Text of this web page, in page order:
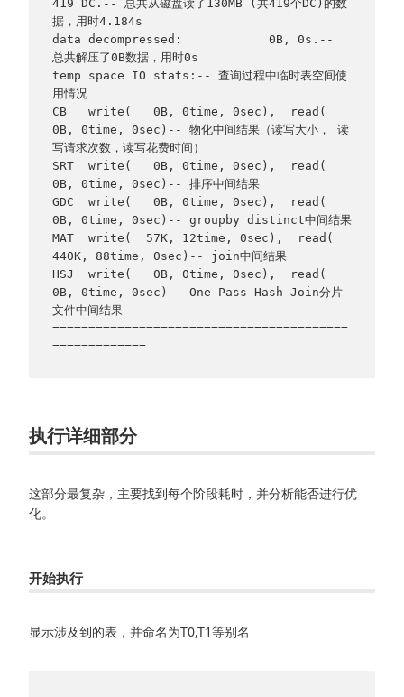
419 DC.-- 总共从磁盘读了130MB (共419个DC)的数
据，用时4.184s
data decompressed:            0B, 0s.--
总共解压了0B数据，用时0s
temp space IO stats:-- 查询过程中临时表空间使
用情况
CB   write(   0B, 0time, 0sec),  read(
0B, 0time, 0sec)-- 物化中间结果（读写大小， 读
写请求次数，读写花费时间）
SRT  write(   0B, 0time, 0sec),  read(
0B, 0time, 0sec)-- 排序中间结果
GDC  write(   0B, 0time, 0sec),  read(
0B, 0time, 0sec)-- groupby distinct中间结果
MAT  write(  57K, 12time, 0sec),  read(
440K, 88time, 0sec)-- join中间结果
HSJ  write(   0B, 0time, 0sec),  read(
0B, 0time, 0sec)-- One-Pass Hash Join分片
文件中间结果
=========================================
=============
执行详细部分
这部分最复杂，主要找到每个阶段耗时，并分析能否进行优
化。
开始执行
显示涉及到的表，并命名为T0,T1等别名